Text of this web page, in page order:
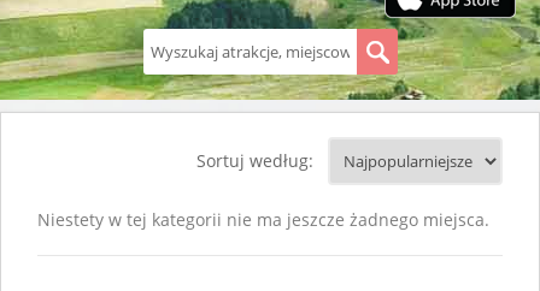
Sortuj według:
Niestety w tej kategorii nie ma jeszcze żadnego miejsca.